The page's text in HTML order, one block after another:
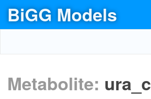
BiGG Models
Metabolite: ura_c